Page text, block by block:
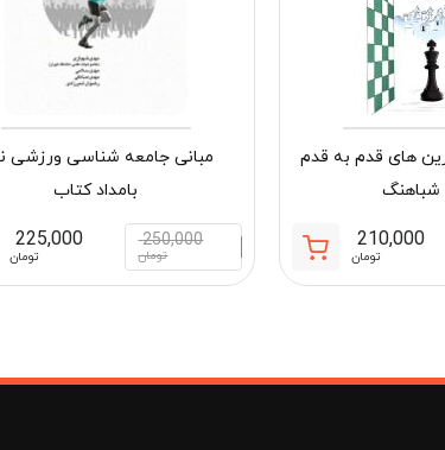
گام 6 تمرین های قدم به قدم
شباهنگ
اصلی:
210,000
تومان
فعلی:
مبانی جامعه شناسی ورزشی
بامداد کتاب
250,000
تومان
225,000
تومان